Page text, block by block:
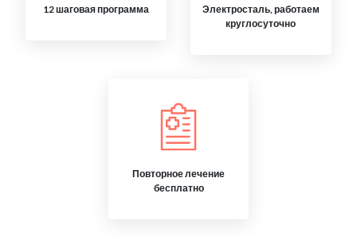
12 шаговая программа
Электросталь, работаем
круглосуточно
Повторное лечение
бесплатно